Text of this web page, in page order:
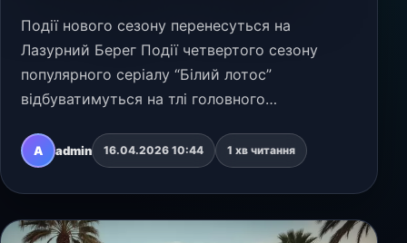
Події нового сезону перенесуться на
Лазурний Берег Події четвертого сезону
популярного серіалу “Білий лотос”
відбуватимуться на тлі головного
HBO підтвердив, що зйомки вже стартували
на Французькій Рив’єрі, а ключовою лок…
A admin 16.04.2026 10:44 1 хв читання